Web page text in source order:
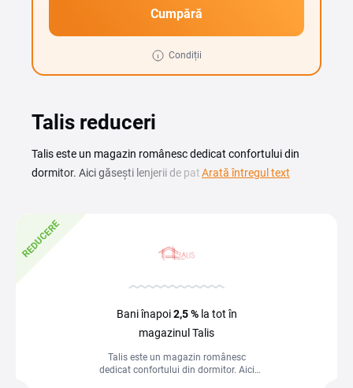
Cumpără
Condiții
Talis reduceri
Talis este un magazin românesc dedicat confortului din
dormitor. Aici găsești lenjerii de pat din bumbac (damasc,
cod reducere Talis plătești mai puțin direct la finalizarea
comenzii, mai ales pe colecțiile de lenjerii bumbac satinat
găsești cupoane actualizate și promoții valabile pe talis.ro.
majoritatea codurilor au valabilitate limitată și se aplică
doar pe categorii specifice, cum ar fi lenjerii de pat, pilote,
perne sau mobilă pentru dormitor.
Arată întregul text
REDUCERE
Bani înapoi2,5 %la tot în
magazinul Talis
Talis este un magazin românesc
dedicat confortului din dormitor. Aici